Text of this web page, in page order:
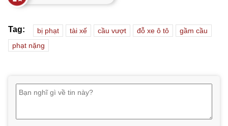
Tag: bị phạt tài xế cầu vượt đỗ xe ô tô
gầm cầu
phạt nặng